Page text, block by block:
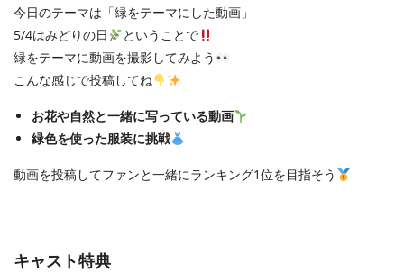
今日のテーマは「緑をテーマにした動画」
5/4はみどりの日
ということで
緑をテーマに動画を撮影してみよう
こんな感じで投稿してね
お花や自然と一緒に写っている動画
緑色を使った服装に挑戦
動画を投稿してファンと一緒にランキング1位を目指そう
キャスト特典